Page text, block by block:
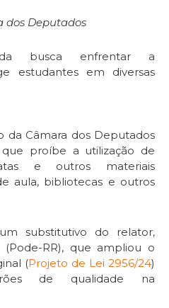
dos Deputados
busca enfrentar a
estudantes em diversas
da Câmara dos Deputados
proíbe a utilização de
e outros materiais
aula, bibliotecas e outros
substitutivo do relator,
RR), que ampliou o
(Projeto de Lei 2956/24)
de qualidade na